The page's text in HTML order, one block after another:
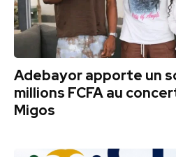
Adebayor apporte un
millions FCFA au
Migos